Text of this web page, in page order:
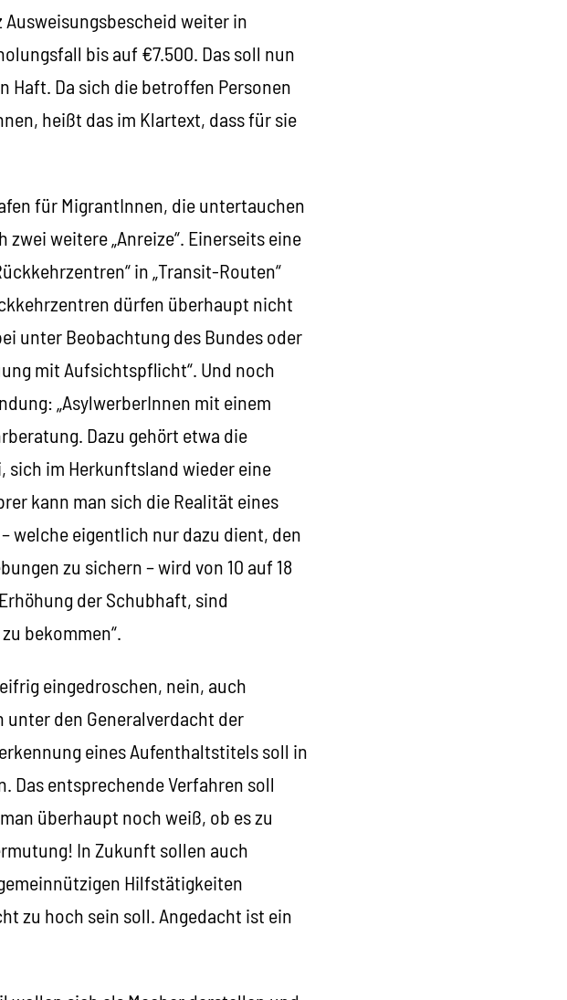
weiter in
bis auf €7.500. Das soll nun
Haft. Da sich die betroffen Personen
heißt das im Klartext, dass für sie
für MigrantInnen, die untertauchen
weitere „Anreize“. Einerseits eine
in „Transit-Routen“
dürfen überhaupt nicht
unter Beobachtung des Bundes oder
mit Aufsichtspflicht“. Und noch
„AsylwerberInnen mit einem
Dazu gehört etwa die
im Herkunftsland wieder eine
kann man sich die Realität eines
welche eigentlich nur dazu dient, den
zu sichern – wird von 10 auf 18
der Schubhaft, sind
bekommen“.
eingedroschen, nein, auch
den Generalverdacht der
eines Aufenthaltstitels soll in
Das entsprechende Verfahren soll
überhaupt noch weiß, ob es zu
In Zukunft sollen auch
Hilfstätigkeiten
zu hoch sein soll. Angedacht ist ein